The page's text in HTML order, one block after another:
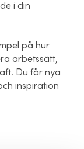
i din
på hur
arbetssätt,
Du får nya
inspiration